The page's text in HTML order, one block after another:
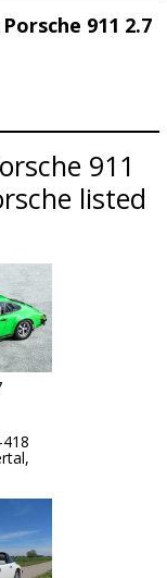
911 2.7
911
listed